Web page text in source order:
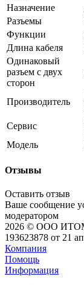
Назначение
Разъемы
Функции
Длина кабеля
Одинаковый
разъем с двух
сторон
Производитель
Сервис
Модель
Отзывы
Оставить отзыв
Ваше сообщение
модератором
2026 © ООО
193623878 от 21
Компания
Помощь
Информация